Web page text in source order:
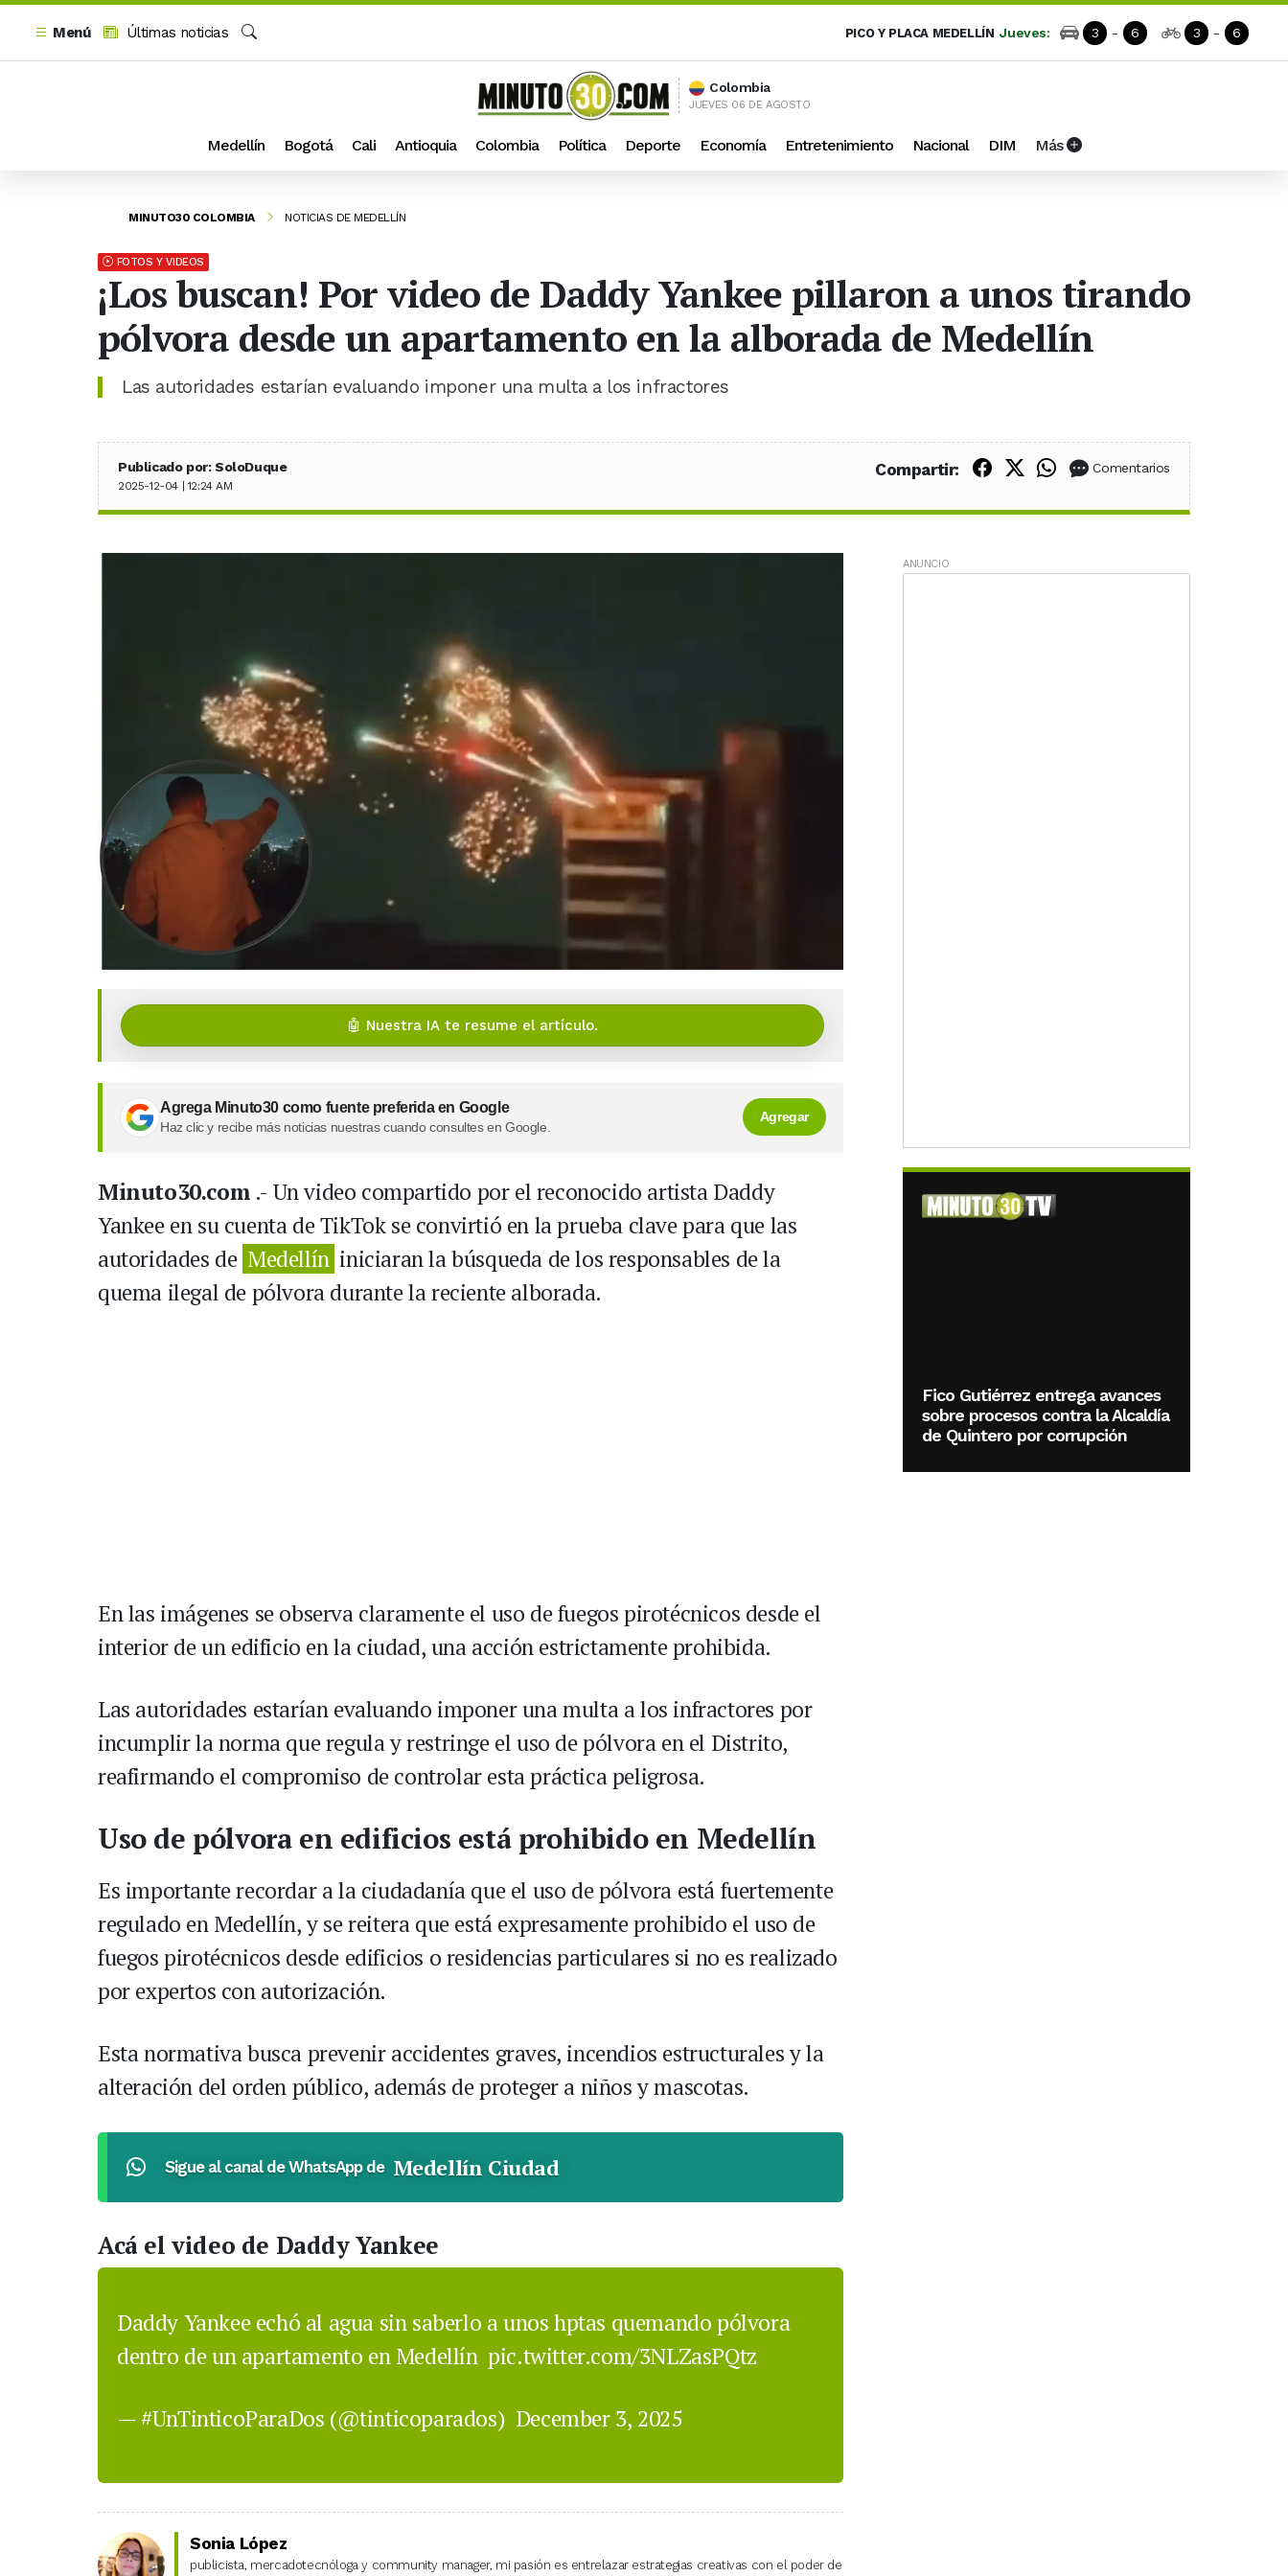
Menú
Últimas noticias
PICO Y PLACA MEDELLÍN Jueves: 3 - 6 3 - 6
Colombia
JUEVES 06 DE AGOSTO
Medellín Bogotá Cali Antioquia Colombia Política Deporte Economía Entretenimiento Nacional DIM Más
MINUTO30 COLOMBIA NOTICIAS DE MEDELLÍN
FOTOS Y VIDEOS
¡Los buscan! Por video de Daddy Yankee pillaron a unos tirando
pólvora desde un apartamento en la alborada de Medellín
Las autoridades estarían evaluando imponer una multa a los infractores
Publicado por: SoloDuque
2025-12-04 | 12:24 AM
Compartir: Compartir en Facebook
Compartir en X (Twitter)
Compartir en WhatsApp
Comentarios
🤖 Nuestra IA te resume el artículo.
Agrega Minuto30 como fuente preferida en Google
Haz clic y recibe más noticias nuestras cuando consultes en Google.
Agregar
Minuto30.com .- Un video compartido por el reconocido artista Daddy
Yankee en su cuenta de TikTok se convirtió en la prueba clave para que las
autoridades de Medellín iniciaran la búsqueda de los responsables de la
quema ilegal de pólvora durante la reciente alborada.
En las imágenes se observa claramente el uso de fuegos pirotécnicos desde el
interior de un edificio en la ciudad, una acción estrictamente prohibida.
Las autoridades estarían evaluando imponer una multa a los infractores por
incumplir la norma que regula y restringe el uso de pólvora en el Distrito,
reafirmando el compromiso de controlar esta práctica peligrosa.
Uso de pólvora en edificios está prohibido en Medellín
Es importante recordar a la ciudadanía que el uso de pólvora está fuertemente
regulado en Medellín, y se reitera que está expresamente prohibido el uso de
fuegos pirotécnicos desde edificios o residencias particulares si no es realizado
por expertos con autorización.
Esta normativa busca prevenir accidentes graves, incendios estructurales y la
alteración del orden público, además de proteger a niños y mascotas.
Sigue al canal de WhatsApp de Medellín Ciudad
Acá el video de Daddy Yankee
Daddy Yankee echó al agua sin saberlo a unos hptas quemando pólvora
dentro de un apartamento en Medellín pic.twitter.com/3NLZasPQtz
— #UnTinticoParaDos (@tinticoparados) December 3, 2025
Sonia López
publicista, mercadotecnóloga y community manager, mi pasión es entrelazar estrategias creativas con el poder de
ANUNCIO
Fico Gutiérrez entrega avances
sobre procesos contra la Alcaldía
de Quintero por corrupción